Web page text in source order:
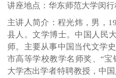
讲座地点：华东师范大学闵
主讲人简介 ：程光炜，男，
县人。文学博士。中国人民
师。主要从事中国当代文学
市高等学校教学名师奖、“
大学杰出学者特聘教授，中